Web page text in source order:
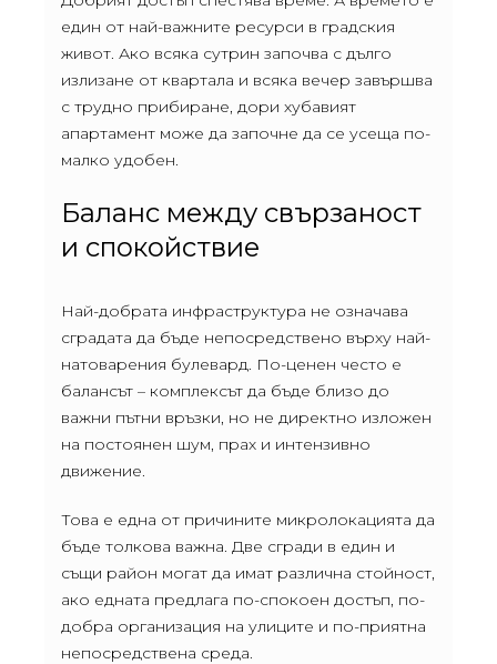
един от най-важните ресурси в градския
живот. Ако всяка сутрин започва с дълго
излизане от квартала и всяка вечер завършва
с трудно прибиране, дори хубавият
апартамент може да започне да се усеща по-
малко удобен.
Баланс между свързаност
и спокойствие
Най-добрата инфраструктура не означава
сградата да бъде непосредствено върху най-
натоварения булевард. По-ценен често е
балансът – комплексът да бъде близо до
важни пътни връзки, но не директно изложен
на постоянен шум, прах и интензивно
движение.
Това е една от причините микролокацията да
бъде толкова важна. Две сгради в един и
същи район могат да имат различна стойност,
ако едната предлага по-спокоен достъп, по-
добра организация на улиците и по-приятна
непосредствена среда.